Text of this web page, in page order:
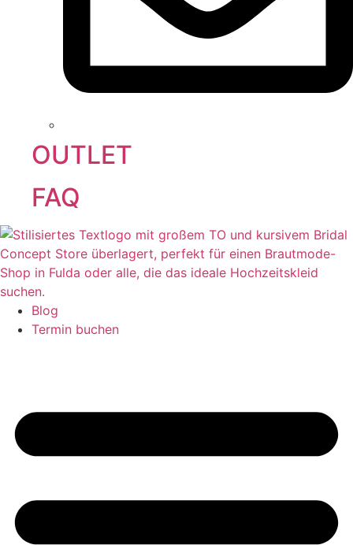
OUTLET
FAQ
Blog
Termin buchen